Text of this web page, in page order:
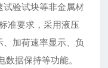
试验试块等非金属材
准要求，采用液压
加荷速率显示、负
据保持等功能。